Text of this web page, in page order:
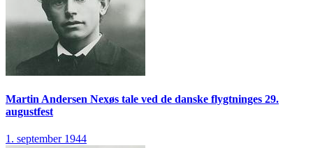
Martin Andersen Nexøs tale ved de danske flygtninges 29.
augustfest
1. september 1944